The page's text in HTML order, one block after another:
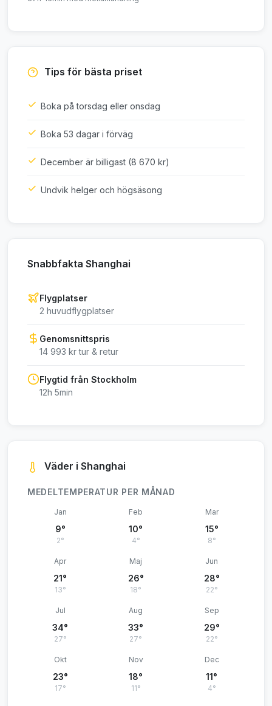
Tips för bästa priset
Boka på torsdag eller onsdag
Boka 53 dagar i förväg
December är billigast (8 670 kr)
Undvik helger och högsäsong
Snabbfakta Shanghai
Flygplatser
2 huvudflygplatser
Genomsnittspris
14 993 kr tur & retur
Flygtid från Stockholm
12h 5min
Väder i Shanghai
MEDELTEMPERATUR PER MÅNAD
Jan
9°
2°
Feb
10°
4°
Mar
15°
8°
Apr
21°
13°
Maj
26°
18°
Jun
28°
22°
Jul
34°
27°
Aug
33°
27°
Sep
29°
22°
Okt
23°
17°
Nov
18°
11°
Dec
11°
4°